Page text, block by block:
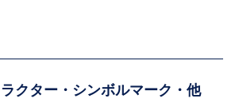
クター・シンボルマーク・他